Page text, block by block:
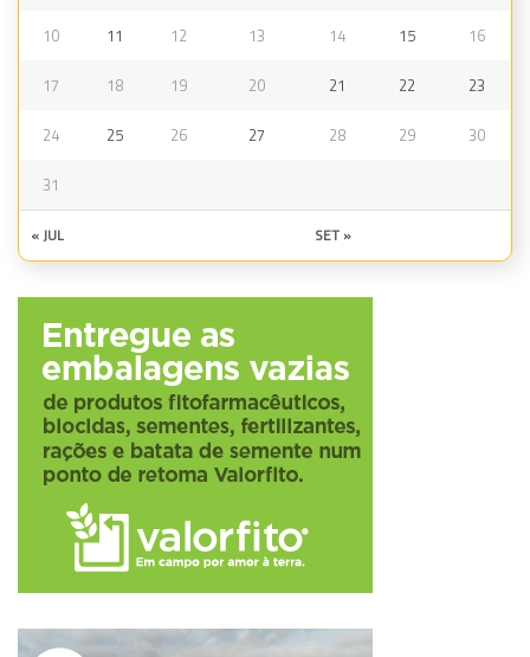
10 11 12 13 14 15 16
17 18 19 20 21 22 23
24 25 26 27 28 29 30
31
« JUL SET »